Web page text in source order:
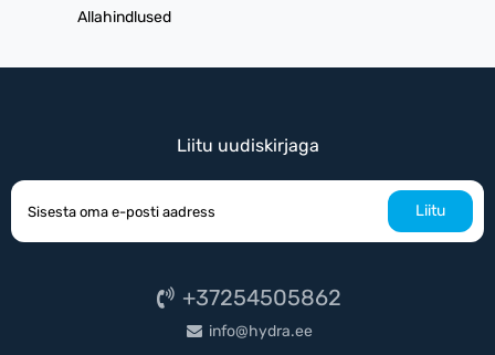
Allahindlused
Liitu uudiskirjaga
Liitu
+37254505862
info@hydra.ee